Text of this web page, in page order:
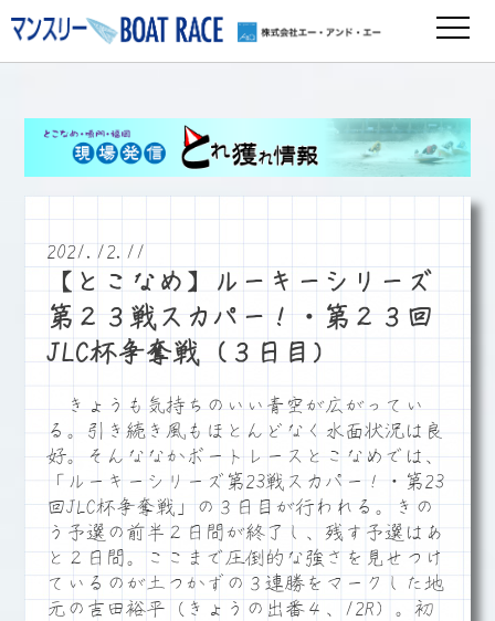
2021.12.11
【とこなめ】ルーキーシリーズ
第２３戦スカパー！・第２３回
JLC杯争奪戦（３日目）
きょうも気持ちのいい青空が広がってい
る。引き続き風もほとんどなく水面状況は良
好。そんななかボートレースとこなめでは、
「ルーキーシリーズ第23戦スカパー！・第23
回JLC杯争奪戦」の３日目が行われる。きの
う予選の前半２日間が終了し、残す予選はあ
と２日間。ここまで圧倒的な強さを見せつけ
ているのが土つかずの３連勝をマークした地
元の吉田裕平（きょうの出番４、12R）。初